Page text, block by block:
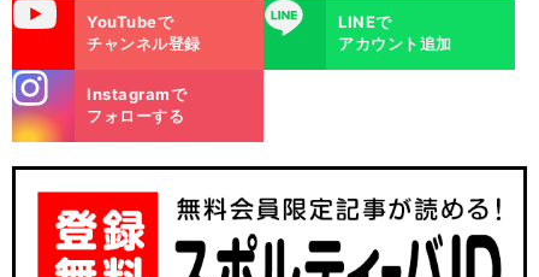
YouTubeで
チャンネル登録
LINE
LINEで
アカウント追加
m
Instagramで
フォローする